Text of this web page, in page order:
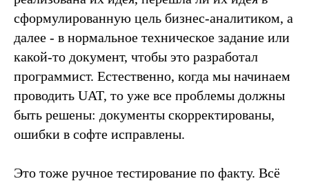
сформулированную цель бизнес-аналитиком, а
далее - в нормальное техническое задание или
какой-то документ, чтобы это разработал
программист. Естественно, когда мы начинаем
проводить UAT, то уже все проблемы должны
быть решены: документы скорректированы,
ошибки в софте исправлены.
Это тоже ручное тестирование по факту. Всё